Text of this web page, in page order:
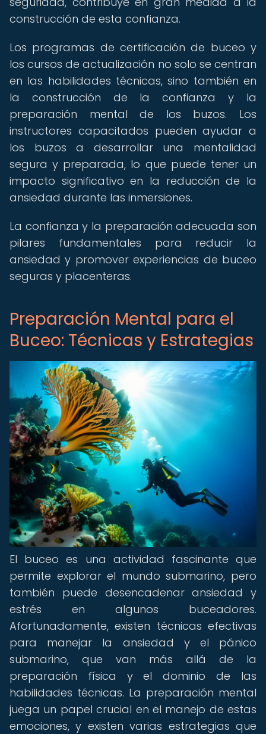
construcción de esta confianza.
Los programas de certificación de buceo y
los cursos de actualización no solo se centran
en las habilidades técnicas, sino también en
la construcción de la confianza y la
preparación mental de los buzos. Los
instructores capacitados pueden ayudar a
los buzos a desarrollar una mentalidad
segura y preparada, lo que puede tener un
impacto significativo en la reducción de la
ansiedad durante las inmersiones.
La confianza y la preparación adecuada son
pilares fundamentales para reducir la
ansiedad y promover experiencias de buceo
seguras y placenteras.
Preparación Mental para el
Buceo: Técnicas y Estrategias
El buceo es una actividad fascinante que
permite explorar el mundo submarino, pero
también puede desencadenar ansiedad y
estrés en algunos buceadores.
Afortunadamente, existen técnicas efectivas
para manejar la ansiedad y el pánico
submarino, que van más allá de la
preparación física y el dominio de las
habilidades técnicas. La preparación mental
juega un papel crucial en el manejo de estas
emociones, y existen varias estrategias que